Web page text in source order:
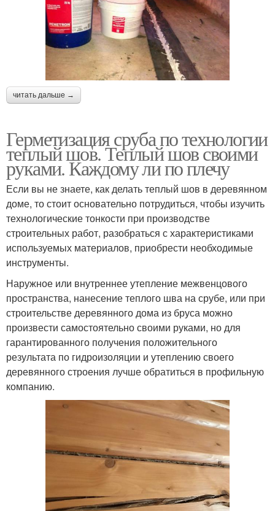
читать дальше →
Герметизация сруба по технологии
теплый шов. Теплый шов своими
руками. Каждому ли по плечу
Если вы не знаете, как делать теплый шов в деревянном
доме, то стоит основательно потрудиться, чтобы изучить
технологические тонкости при производстве
строительных работ, разобраться с характеристиками
используемых материалов, приобрести необходимые
инструменты.
Наружное или внутреннее утепление межвенцового
пространства, нанесение теплого шва на срубе, или при
строительстве деревянного дома из бруса можно
произвести самостоятельно своими руками, но для
гарантированного получения положительного
результата по гидроизоляции и утеплению своего
деревянного строения лучше обратиться в профильную
компанию.